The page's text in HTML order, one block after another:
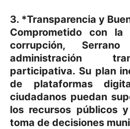
3. *Transparencia y
Comprometido con
corrupción,
administración
participativa. Su plan
de plataformas
ciudadanos puedan
los recursos públicos
toma de decisiones